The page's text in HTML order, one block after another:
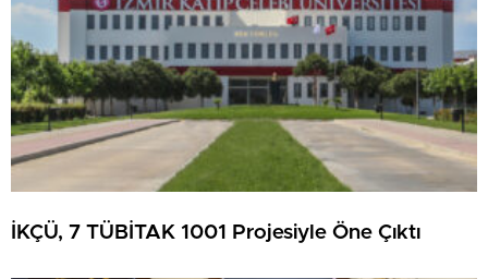
İKÇÜ, 7 TÜBİTAK 1001 Projesiyle Öne Çıktı